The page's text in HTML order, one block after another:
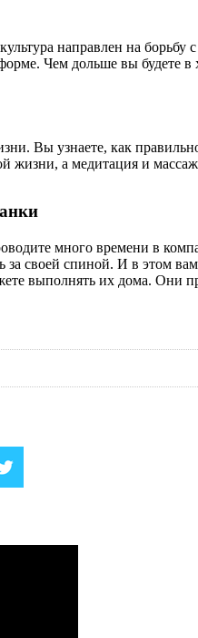
направлен на
Чем дольше вы будете
Вы узнаете, как
жизни, а медитация и
много времени в
за своей спиной. И в этом
выполнять их дома. Они